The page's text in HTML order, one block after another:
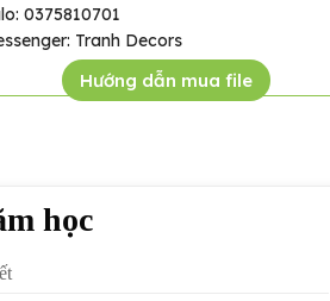
0375810701
Tranh Decors
Hướng dẫn mua file
học